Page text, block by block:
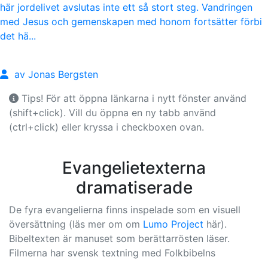
här jordelivet avslutas inte ett så stort steg. Vandringen
med Jesus och gemenskapen med honom fortsätter förbi
det hä...
av Jonas Bergsten
Tips! För att öppna länkarna i nytt fönster använd
(shift+click). Vill du öppna en ny tabb använd
(ctrl+click) eller kryssa i checkboxen ovan.
Evangelietexterna
dramatiserade
De fyra evangelierna finns inspelade som en visuell
översättning (läs mer om om Lumo Project här).
Bibeltexten är manuset som berättarrösten läser.
Filmerna har svensk textning med Folkbibelns